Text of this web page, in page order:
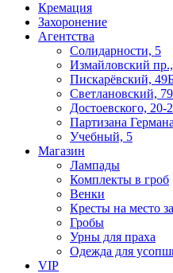
Кремация
Захоронение
Агентства
Солидарности, 5
Измайловский пр.,
Пискарёвский,
Светлановский, 79
Достоевского, 20-
Партизана
Учебный, 5
Магазин
Лампады
Комплекты в гроб
Венки
Кресты на место
Гробы
Урны для праха
Одежда для
VIP